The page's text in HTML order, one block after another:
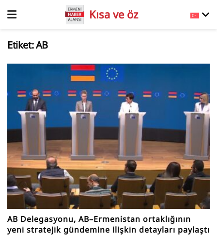
Kısa ve öz
Etiket:AB
AB Delegasyonu, AB–Ermenistan ortaklığının
yeni stratejik gündemine ilişkin detayları paylaştı